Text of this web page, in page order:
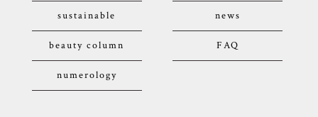
sustainable news
beauty column FAQ
numerology